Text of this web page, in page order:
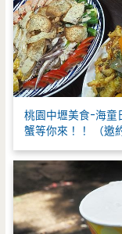
桃園中壢美食-海童
蟹等你來！！ （邀約